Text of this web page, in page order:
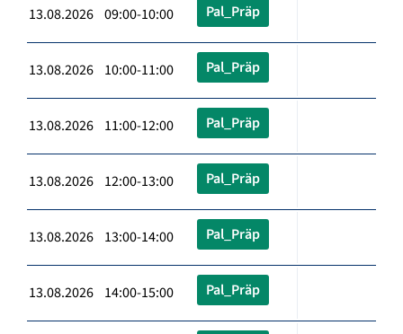
13.08.2026 09:00-10:00 Pal_Präp
13.08.2026 10:00-11:00 Pal_Präp
13.08.2026 11:00-12:00 Pal_Präp
13.08.2026 12:00-13:00 Pal_Präp
13.08.2026 13:00-14:00 Pal_Präp
13.08.2026 14:00-15:00 Pal_Präp